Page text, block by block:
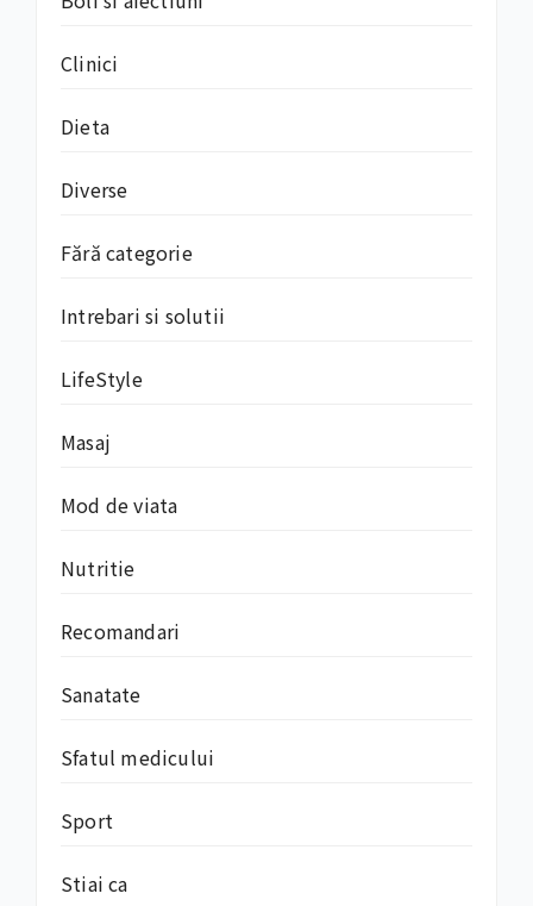
Clinici
Dieta
Diverse
Fără categorie
Intrebari si solutii
LifeStyle
Masaj
Mod de viata
Nutritie
Recomandari
Sanatate
Sfatul medicului
Sport
Stiai ca